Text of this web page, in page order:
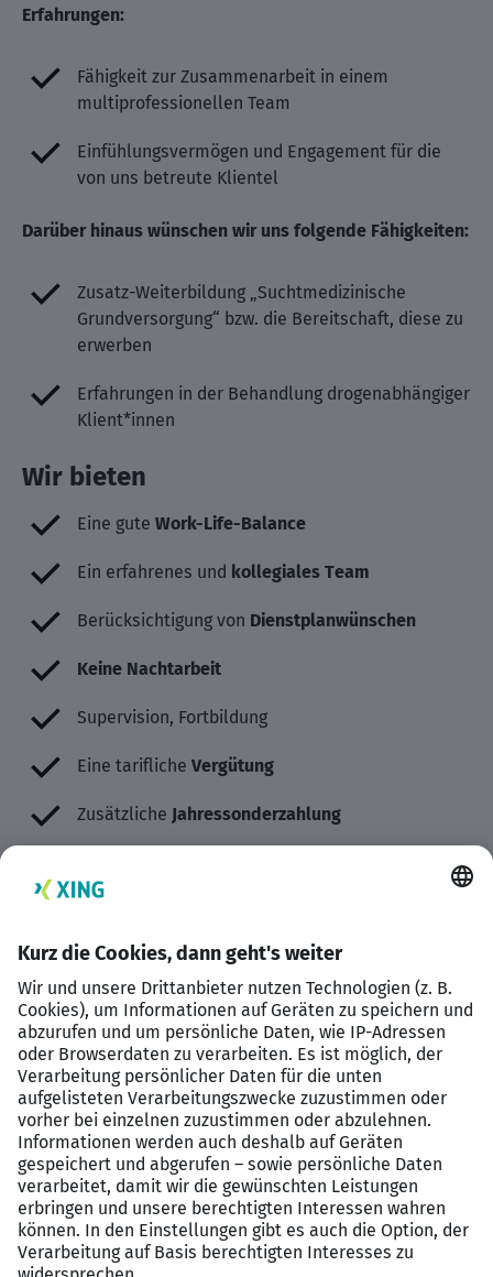
Erfahrungen:
Fähigkeit zur Zusammenarbeit in einem
multiprofessionellen Team
Einfühlungsvermögen und Engagement für die
von uns betreute Klientel
Darüber hinaus wünschen wir uns folgende Fähigkeiten:
Zusatz-Weiterbildung „Suchtmedizinische
Grundversorgung“ bzw. die Bereitschaft, diese zu
erwerben
Erfahrungen in der Behandlung drogenabhängiger
Klient*innen
Wir bieten
Eine gute Work-Life-Balance
Ein erfahrenes und kollegiales Team
Berücksichtigung von Dienstplanwünschen
Keine Nachtarbeit
Supervision, Fortbildung
Eine tarifliche Vergütung
Zusätzliche Jahressonderzahlung
Tage Urlaub bei einer 5-Tage-Woche)
Zuschuss zurbetrieblichen Altersvorsorge
Gute Verkehrsanbindungenzum Arbeitsplatz (S-
und U-Bahn)
Auf WunschBezuschussung des hvv-Jobtickets
Ihre Bewerbung:
Bereit, Ihr Fachwissen und Ihre Leidenschaft in einer
sinnstiftenden Tätigkeit einzubringen? Dann freuen wir
uns auf Ihre Bewerbung – werden Sie Teil unseres